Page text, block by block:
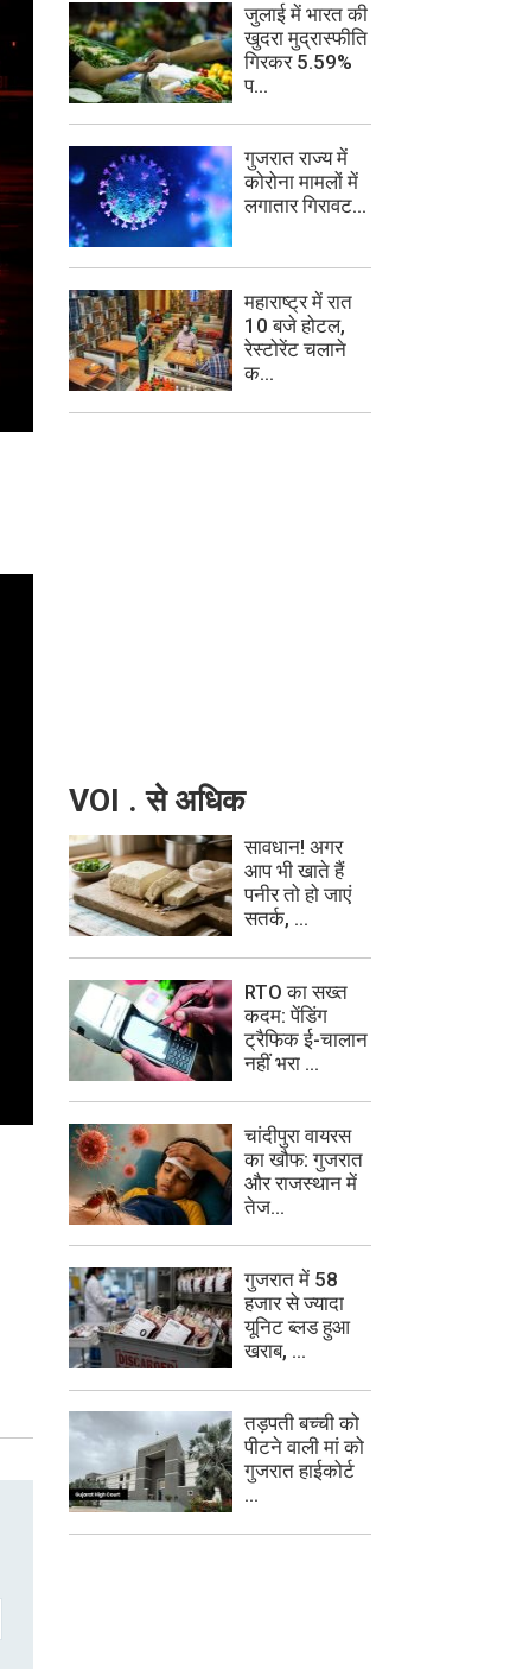
जुलाई में भारत की
खुदरा मुद्रास्फीति
गिरकर 5.59%
प...
गुजरात राज्य में
कोरोना मामलों में
लगातार गिरावट...
महाराष्ट्र में रात
10 बजे होटल,
रेस्टोरेंट चलाने
क...
VOI . से अधिक
सावधान! अगर
आप भी खाते हैं
पनीर तो हो जाएं
सतर्क, ...
RTO का सख्त
कदम: पेंडिंग
ट्रैफिक ई-चालान
नहीं भरा ...
चांदीपुरा वायरस
का खौफ: गुजरात
और राजस्थान में
तेज...
गुजरात में 58
हजार से ज्यादा
यूनिट ब्लड हुआ
खराब, ...
तड़पती बच्ची को
पीटने वाली मां को
गुजरात हाईकोर्ट
...